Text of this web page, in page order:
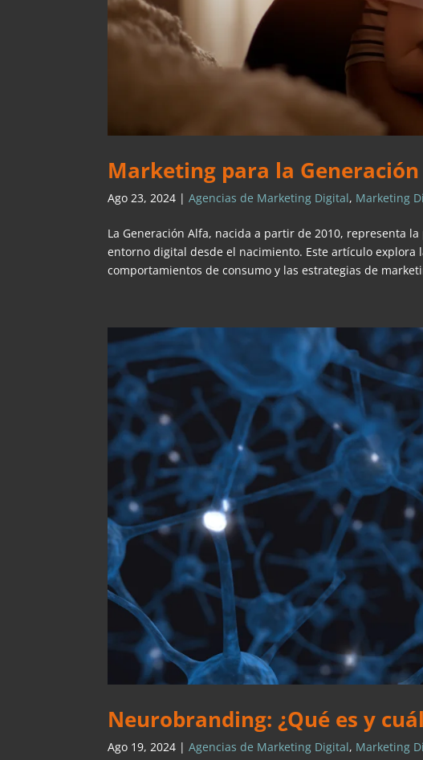
Marketing para la
Ago 23, 2024 |Agencias de Marketing Digital, Marketing
La Generación Alfa, nacida a partir de 2010, representa
entorno digital desde el nacimiento. Este artículo explora
comportamientos de consumo y las estrategias de
Neurobranding: ¿Qué es y
Ago 19, 2024 |Agencias de Marketing Digital, Marketing